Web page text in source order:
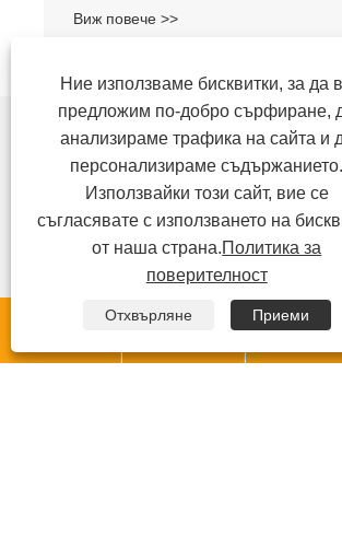
Виж повече >>
Препоръки за

Ние използваме бисквитки, за да
предложим по-добро сърфиране,
анализираме трафика на сайта и
персонализираме съдържанието.
Използвайки този сайт, вие се
съгласявате с използването на
от наша страна.Политика за
поверителност
Отхвърляне Приеми